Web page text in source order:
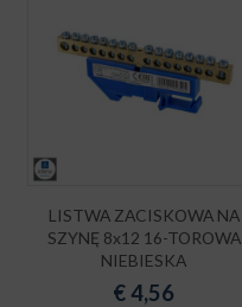
LISTWA ZACISKOWA NA
SZYNĘ 8x12 16-TOROWA
NIEBIESKA
€4,56